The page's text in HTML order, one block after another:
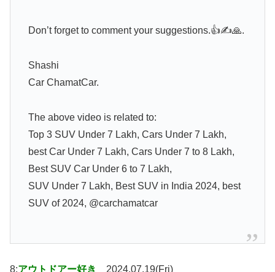
Don’t forget to comment your suggestions.👍✍️🙏.
Shashi
Car ChamatCar.
The above video is related to:
Top 3 SUV Under 7 Lakh, Cars Under 7 Lakh,
best Car Under 7 Lakh, Cars Under 7 to 8 Lakh,
Best SUV Car Under 6 to 7 Lakh,
SUV Under 7 Lakh, Best SUV in India 2024, best
SUV of 2024, @carchamatcar
8:アウトドアー好き 2024.07.19(Fri)